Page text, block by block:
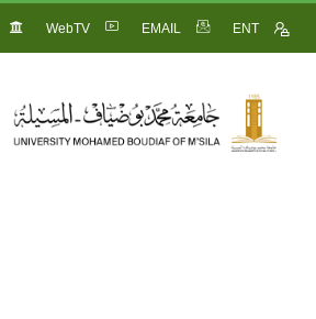
ENT
EMAIL
WebTV